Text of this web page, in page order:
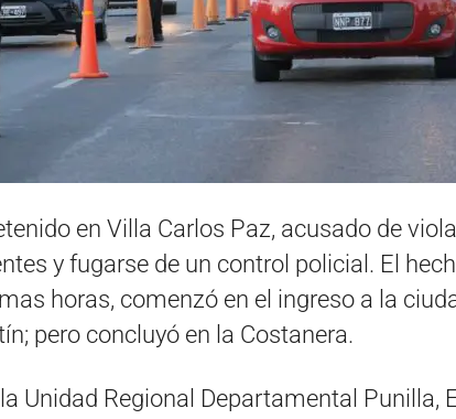
en Villa Carlos Paz, acusado de
y fugarse de un control policial. El
horas, comenzó en el ingreso a la
pero concluyó en la Costanera.
Unidad Regional Departamental Punilla,